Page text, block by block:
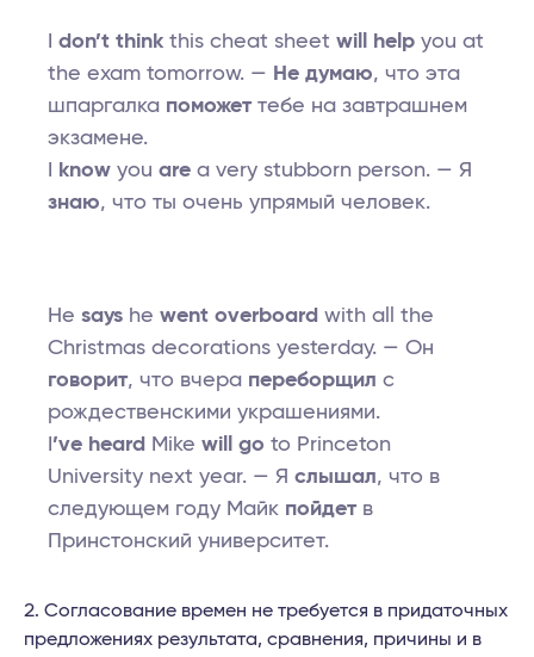
don’t think this cheat sheet will help you at
the exam tomorrow. — Не думаю, что эта
шпаргалка поможет тебе на завтрашнем
экзамене.
know you are a very stubborn person. — Я
знаю, что ты очень упрямый человек.
He says he went overboard with all the
Christmas decorations yesterday. — Он
говорит, что вчера переборщил с
рождественскими украшениями.
’ve heard Mike will go to Princeton
University next year. — Я слышал, что в
следующем году Майк пойдет в
Принстонский университет.
Согласование времен не требуется в придаточных
предложениях результата, сравнения, причины и в